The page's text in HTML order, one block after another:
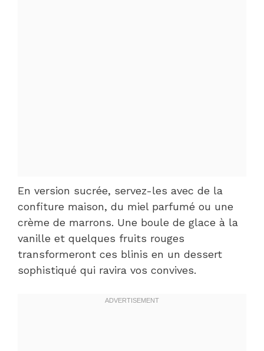
En version sucrée, servez-les avec de la
confiture maison, du miel parfumé ou une
crème de marrons. Une boule de glace à la
vanille et quelques fruits rouges
transformeront ces blinis en un dessert
sophistiqué qui ravira vos convives.